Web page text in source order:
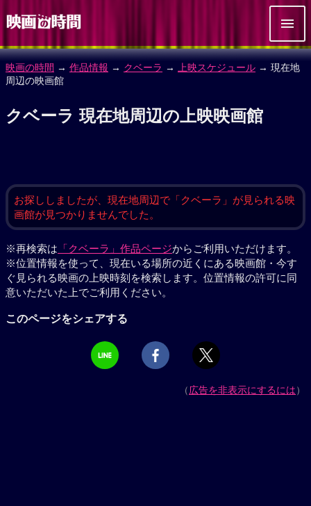
映画の時間 → 作品情報 → クベーラ → 上映スケジュール → 現在地
周辺の映画館
クベーラ 現在地周辺の上映映画館
お探ししましたが、現在地周辺で「クベーラ」が見られる映
画館が見つかりませんでした。
※再検索は 「クベーラ」作品ページからご利用いただけます。
※位置情報を使って、現在いる場所の近くにある映画館・今す
ぐ見られる映画の上映時刻を検索します。位置情報の許可に同
意いただいた上でご利用ください。
このページをシェアする
（広告を非表示にするには）